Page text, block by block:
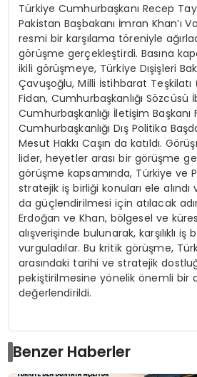
Türkiye Cumhurbaşkanı Recep
Pakistan Başbakanı İmran Khan’ı
resmi bir karşılama töreniyle
görüşme gerçekleştirdi. Basına
ikili görüşmeye, Türkiye Dışişleri
Çavuşoğlu, Milli İstihbarat Teşkilatı
Fidan, Cumhurbaşkanlığı Sözcüsü
Cumhurbaşkanlığı İletişim
Cumhurbaşkanlığı Dış Politika
Mesut Hakkı Caşın da katıldı.
lider, heyetler arası bir görüşme
görüşme kapsamında, Türkiye ve
stratejik iş birliği konuları ele
da güçlendirilmesi için atılacak
Erdoğan ve Khan, bölgesel ve
alışverişinde bulunarak, karşılıklı iş
vurguladılar. Bu kritik görüşme,
arasındaki tarihi ve stratejik
pekiştirilmesine yönelik önemli bir
değerlendirildi.
Benzer Haberler